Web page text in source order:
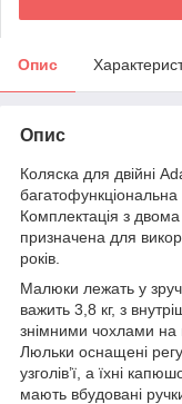
Опис
Опис
Коляска для двійні
Комплектація з
призначена для
років.
Малюки лежать у
важить 3,8 кг, з
знімними чохлами на
Люльки оснащені
узголів’ї, а їхні
мають вбудовані